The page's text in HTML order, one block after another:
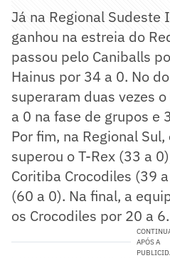
Já na Regional Sudeste
ganhou na estreia do
passou pelo Caniballs
Hainus por 34 a 0. No
superaram duas vezes
a 0 na fase de grupos e
Por fim, na Regional
superou o T-Rex (33 a
Coritiba Crocodiles (39
(60 a 0). Na final, a
os Crocodiles por 20 a 6.
APÓS A